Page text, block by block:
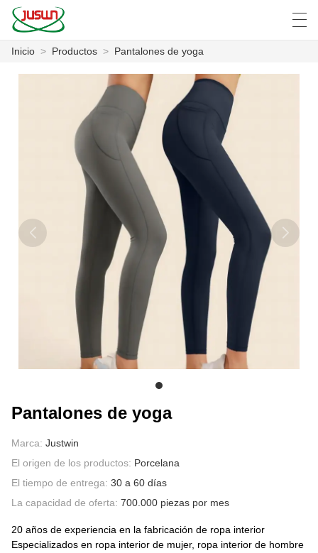
CASO
CONTÁCTENOS
SOBRE NOSOTROS
中文 Deutsch English
Inicio > Productos > Pantalones de yoga
Pantalones de yoga
Marca: Justwin
El origen de los productos: Porcelana
El tiempo de entrega: 30 a 60 días
La capacidad de oferta: 700.000 piezas por mes
20 años de experiencia en la fabricación de ropa interior
Especializados en ropa interior de mujer, ropa interior de hombre